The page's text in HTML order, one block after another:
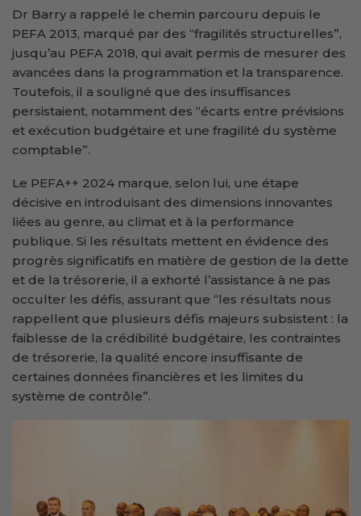
Dr Barry a rappelé le chemin parcouru depuis le
PEFA 2013, marqué par des “fragilités structurelles”,
jusqu’au PEFA 2018, qui avait permis de mesurer des
avancées dans la programmation et la transparence.
Toutefois, il a souligné que des insuffisances
persistaient, notamment des “écarts entre prévisions
et exécution budgétaire et une fragilité du système
comptable”.
Le PEFA++ 2024 marque, selon lui, une étape
décisive en introduisant des dimensions innovantes
liées au genre, au climat et à la performance
publique. Si les résultats mettent en évidence des
progrès significatifs en matière de gestion de la dette
et de la trésorerie, il a exhorté l’assistance à ne pas
occulter les défis, assurant que “les résultats nous
rappellent que plusieurs défis majeurs subsistent : la
faiblesse de la crédibilité budgétaire, les contraintes
de trésorerie, la qualité encore insuffisante de
certaines données financières et les limites du
système de contrôle”.